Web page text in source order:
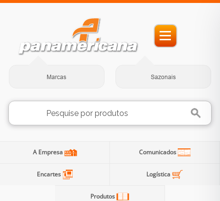
Marcas Sazonais
A Empresa Comunicados
Encartes Logística
Produtos